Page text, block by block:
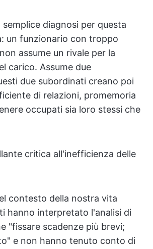
diagnosi per questa
un funzionario con troppo
assume un rivale per la
carico. Assume due
due subordinati creano poi
di relazioni, promemoria
occupati sia loro stessi che
critica all'inefficienza delle
contesto della nostra vita
hanno interpretato l'analisi di
"fissare scadenze più brevi;
e non hanno tenuto conto di